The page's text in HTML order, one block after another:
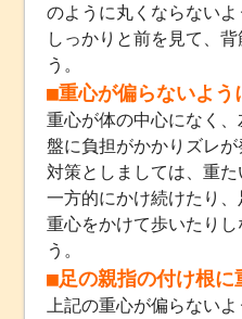
のように丸くならないよ
しっかりと前を見て、
う。
■重心が偏らないよう
重心が体の中心になく
盤に負担がかかりズレが
対策としましては、重
一方的にかけ続けたり
重心をかけて歩いたり
う。
■足の親指の付け根に
上記の重心が偏らない